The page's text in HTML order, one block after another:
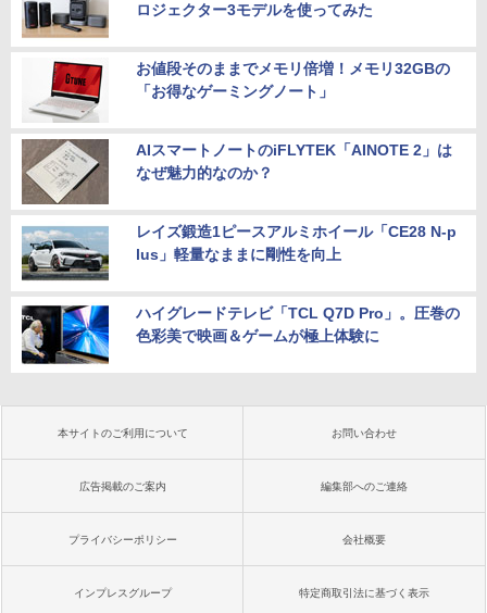
ロジェクター3モデルを使ってみた
お値段そのままでメモリ倍増！メモリ32GBの
「お得なゲーミングノート」
AIスマートノートのiFLYTEK「AINOTE 2」は
なぜ魅力的なのか？
レイズ鍛造1ピースアルミホイール「CE28 N-p
lus」軽量なままに剛性を向上
ハイグレードテレビ「TCL Q7D Pro」。圧巻の
色彩美で映画＆ゲームが極上体験に
本サイトのご利用について お問い合わせ
広告掲載のご案内 編集部へのご連絡
プライバシーポリシー 会社概要
インプレスグループ 特定商取引法に基づく表示